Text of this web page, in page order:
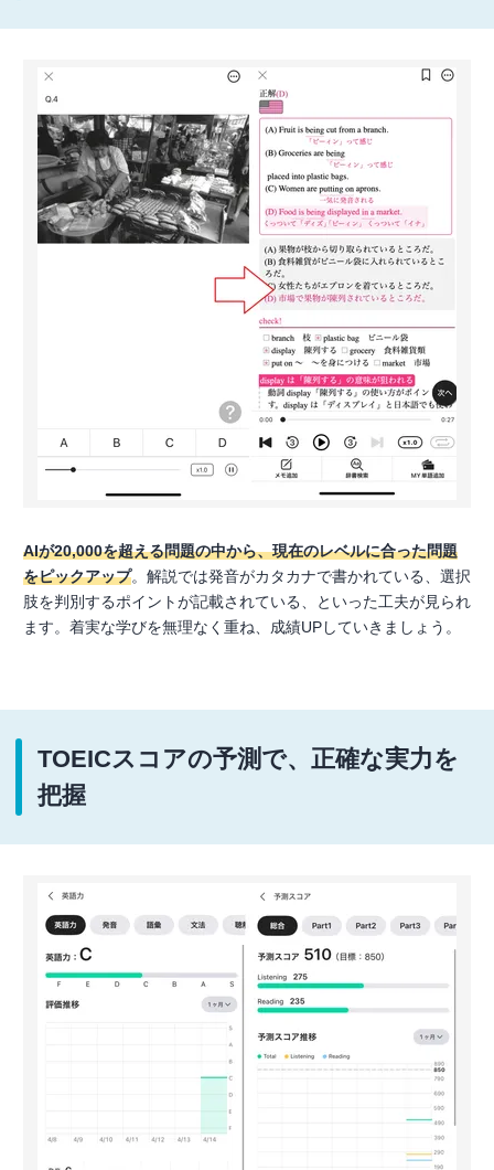
AIが20,000を超える問題の中から、現在のレベルに合った問題
をピックアップ。解説では発音がカタカナで書かれている、選択
肢を判別するポイントが記載されている、といった工夫が見られ
ます。着実な学びを無理なく重ね、成績UPしていきましょう。
TOEICスコアの予測で、正確な実力を
把握